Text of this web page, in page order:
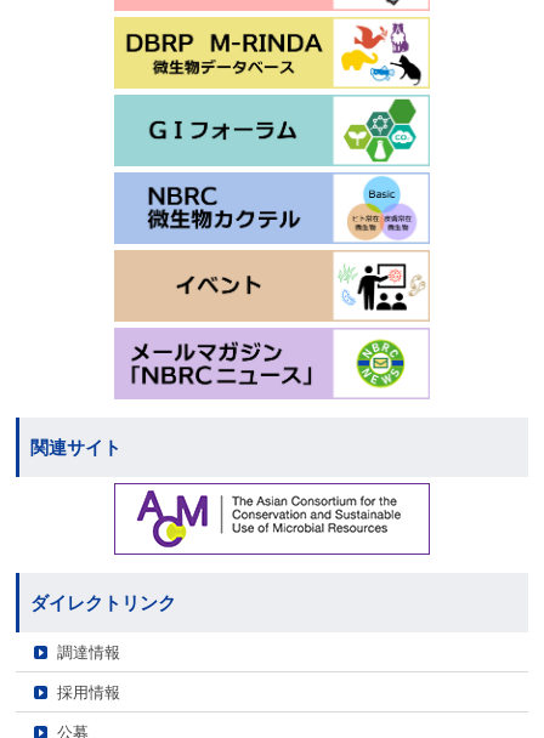
関連サイト
ダイレクトリンク
調達情報
採用情報
公募